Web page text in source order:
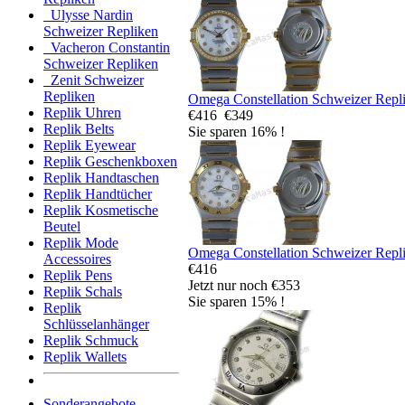
Ulysse Nardin
Schweizer Repliken
Vacheron Constantin
Schweizer Repliken
Zenit Schweizer
Repliken
Replik Uhren
Replik Belts
Replik Eyewear
Replik Geschenkboxen
Replik Handtaschen
Replik Handtücher
Replik Kosmetische
Beutel
Replik Mode
Accessoires
Replik Pens
Replik Schals
Replik
Schlüsselanhänger
Replik Schmuck
Replik Wallets
Omega Constellation Schweizer
€416 €349
Sie sparen 16% !
Omega Constellation Schweizer
€416
Jetzt nur noch €353
Sie sparen 15% !